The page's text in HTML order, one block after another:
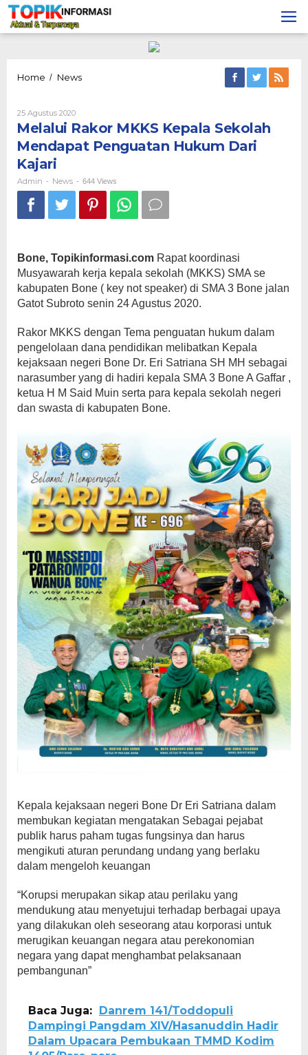
Lewati
konten
Home / NewsMelalui
Sekolah
Penguatan
25 Agustus 2020Oleh
Admin
Melalui Rakor MKKS Kepala Sekolah
Mendapat Penguatan Hukum Dari
Kajari
Admin - News - 644 Views
Bone, Topikinformasi.com Rapat koordinasi
Musyawarah kerja kepala sekolah (MKKS) SMA se
kabupaten Bone ( key not speaker) di SMA 3 Bone jalan
Gatot Subroto senin 24 Agustus 2020.
Rakor MKKS dengan Tema penguatan hukum dalam
pengelolaan dana pendidikan melibatkan Kepala
kejaksaan negeri Bone Dr. Eri Satriana SH MH sebagai
narasumber yang di hadiri kepala SMA 3 Bone A Gaffar ,
ketua H M Said Muin serta para kepala sekolah negeri
dan swasta di kabupaten Bone.
Kepala kejaksaan negeri Bone Dr Eri Satriana dalam
membukan kegiatan mengatakan Sebagai pejabat
publik harus paham tugas fungsinya dan harus
mengikuti aturan perundang undang yang berlaku
dalam mengeloh keuangan
“Korupsi merupakan sikap atau perilaku yang
mendukung atau menyetujui terhadap berbagai upaya
yang dilakukan oleh seseorang atau korporasi untuk
merugikan keuangan negara atau perekonomian
negara yang dapat menghambat pelaksanaan
pembangunan”
Baca Juga:
Danrem 141/Toddopuli
Dampingi Pangdam XIV/Hasanuddin Hadir
Dalam Upacara Pembukaan TMMD Kodim